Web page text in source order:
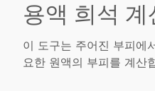
용액 희석 계
이 도구는 주어진 부피에
요한 원액의 부피를 계산